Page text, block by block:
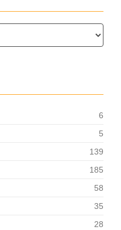
6
5
139
185
58
35
28